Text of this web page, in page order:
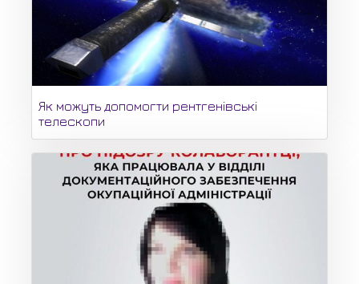
Як можуть допомогти рентгенівські
телескопи